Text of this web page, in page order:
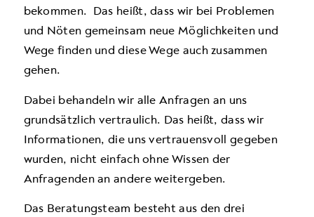
bekommen. Das heißt, dass wir bei Problemen
und Nöten gemeinsam neue Möglichkeiten und
Wege finden und diese Wege auch zusammen
gehen.
Dabei behandeln wir alle Anfragen an uns
grundsätzlich vertraulich. Das heißt, dass wir
Informationen, die uns vertrauensvoll gegeben
wurden, nicht einfach ohne Wissen der
Anfragenden an andere weitergeben.
Das Beratungsteam besteht aus den drei